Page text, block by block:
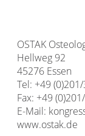
OSTAK
Hellweg 92
45276 Essen
Tel: +49
Fax: +49
E-Mail:
www.ostak.de